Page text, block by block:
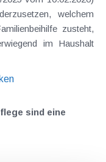
welchem
zusteht,
im Haushalt
sind eine